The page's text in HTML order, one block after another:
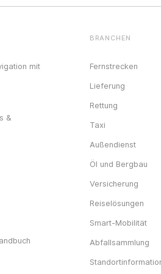
mit
&
BRANCHEN
Fernstrecken
Lieferung
Rettung
Taxi
Außendienst
Öl und Bergbau
Versicherung
Reiselösungen
Smart-Mobilität
Abfallsammlung